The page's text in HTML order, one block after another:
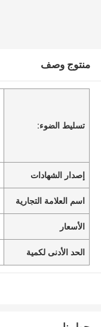
منتوج وصف
تسليط الضوء:
إصدار الشهادات
اسم العلامة التجارية
الأسعار
الحد الأدنى لكمية